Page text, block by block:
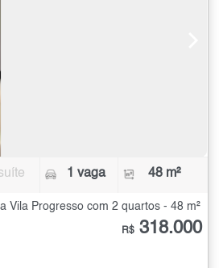
1 vaga 48 m²
Vila Progresso com 2 quartos - 48 m²
R$ 318.000